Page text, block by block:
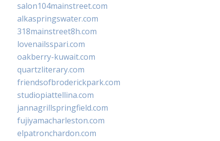
salon104mainstreet.com
alkaspringswater.com
318mainstreet8h.com
lovenailsspari.com
oakberry-kuwait.com
quartzliterary.com
friendsofbroderickpark.com
studiopiattellina.com
jannagrillspringfield.com
fujiyamacharleston.com
elpatronchardon.com